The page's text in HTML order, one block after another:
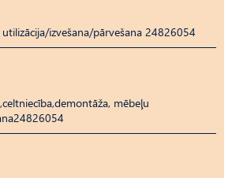
izvešana/pārvešana 24826054
mēbeļu